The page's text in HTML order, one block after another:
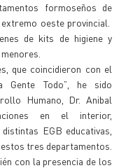
formoseños de
oeste provincial.
de kits de higiene y
que coincidieron con el
Gente Todo”, he sido
Humano, Dr. Anibal
en el interior,
EGB educativas,
tres departamentos.
con la presencia de los